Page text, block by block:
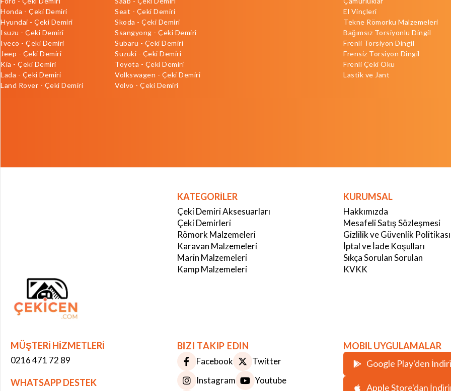
Honda - Çeki Demiri
Hyundai - Çeki Demiri
Isuzu - Çeki Demiri
Iveco - Çeki Demiri
Jeep - Çeki Demiri
Kia - Çeki Demiri
Lada - Çeki Demiri
Land Rover - Çeki Demiri
Seat - Çeki Demiri
Skoda - Çeki Demiri
Ssangyong - Çeki Demiri
Subaru - Çeki Demiri
Suzuki - Çeki Demiri
Toyota - Çeki Demiri
Volkswagen - Çeki Demiri
Volvo - Çeki Demiri
El Vinçleri
Tekne Römorku Malzemeleri
Bağımsız Torsiyonlu Dingil
Frenli Torsiyon Dingil
Frensiz Torsiyon Dingil
Frenli Çeki Oku
Lastik ve Jant
KATEGORİLER
Çeki Demiri Aksesuarları
Çeki Demirleri
Römork Malzemeleri
Karavan Malzemeleri
Marin Malzemeleri
Kamp Malzemeleri
KURUMSAL
Hakkımızda
Mesafeli Satış Sözleşmesi
Gizlilik ve Güvenlik Politikası
İptal ve İade Koşulları
Sıkça Sorulan Sorulan
KVKK
MÜŞTERİ HİZMETLERİ
0216 471 72 89
WHATSAPP DESTEK
BİZİ TAKİP EDİN
Facebook
Twitter
Instagram
Youtube
MOBİL UYGULAMALAR
Google Play'den
Apple Store'dan